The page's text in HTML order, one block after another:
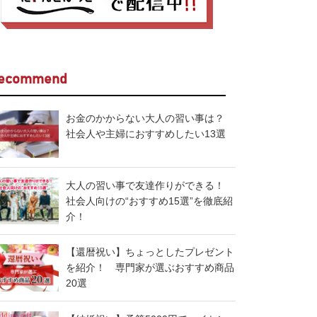
お金のかからない大人の習い事は？
社会人や主婦におすすめしたい13選
大人の習い事で友達作りができる！
社会人向けの“おすすめ15選”を徹底紹
介！
【還暦祝い】ちょっとしたプレゼント
を紹介！ 専門家が選ぶおすすめ商品
20選